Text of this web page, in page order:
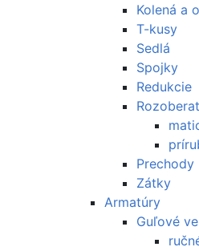
Kolená a
T-kusy
Sedlá
Spojky
Redukcie
Prechody
Zátky
Armatúry
Guľové